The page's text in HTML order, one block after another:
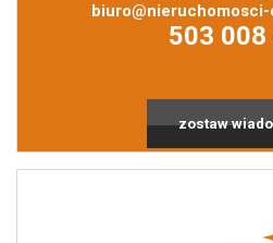
503 008
zostaw